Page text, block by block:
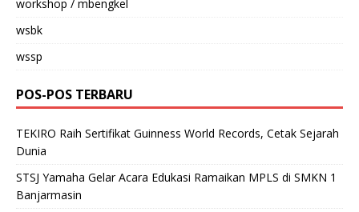
workshop / mbengkel
wsbk
wssp
POS-POS TERBARU
TEKIRO Raih Sertifikat Guinness World Records, Cetak Sejarah
Dunia
STSJ Yamaha Gelar Acara Edukasi Ramaikan MPLS di SMKN 1
Banjarmasin